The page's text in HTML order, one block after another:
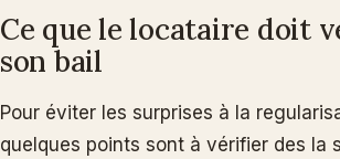
Ce que le locataire doit
son bail
Pour éviter les surprises à la
quelques points sont à vérifier des la